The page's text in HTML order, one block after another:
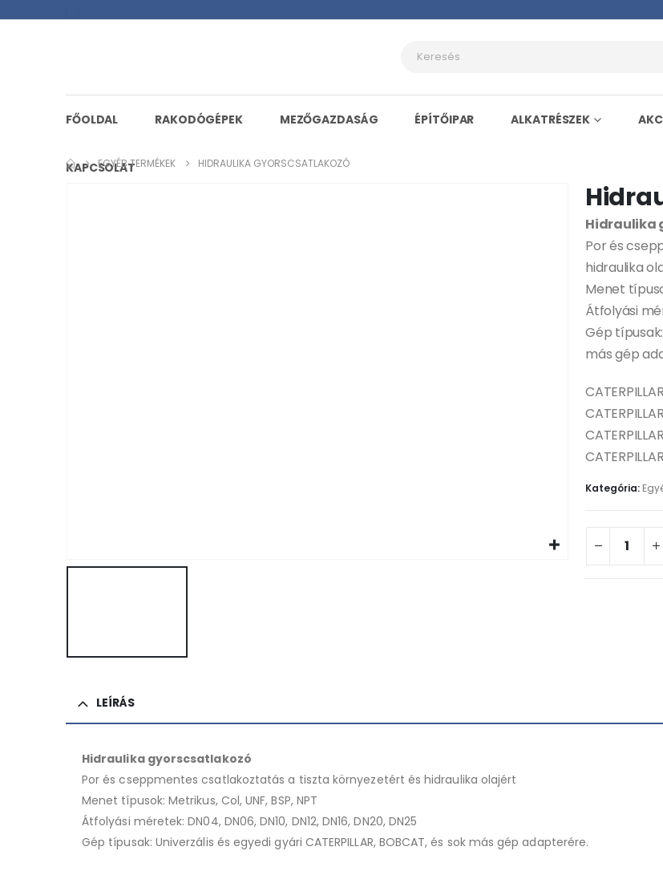
FŐOLDAL RAKODÓGÉPEK MEZŐGAZDASÁG ÉPÍTŐIPAR ALKATRÉSZEK
KAPCSOLATEGYÉB TERMÉKEK HIDRAULIKA GYORSCSATLAKOZÓ
Hidraulika
Por és
hidraulika
Menet
Átfolyási
Gép típusak:
más gép
Kategória:
LEÍRÁS
Hidraulika gyorscsatlakozó
Por és cseppmentes csatlakoztatás a tiszta környezetért és hidraulika olajért
Menet típusok: Metrikus, Col, UNF, BSP, NPT
Átfolyási méretek: DN04, DN06, DN10, DN12, DN16, DN20, DN25
Gép típusak: Univerzális és egyedi gyári CATERPILLAR, BOBCAT, és sok más gép adapterére.